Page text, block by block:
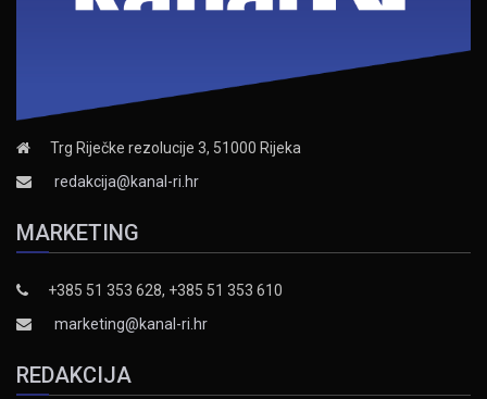
Trg Riječke rezolucije 3, 51000 Rijeka
redakcija@kanal-ri.hr
MARKETING
+385 51 353 628, +385 51 353 610
marketing@kanal-ri.hr
REDAKCIJA